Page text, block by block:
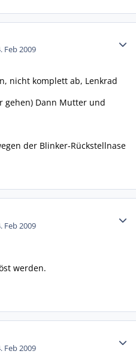
Feb 2009
nicht komplett ab, Lenkrad
gehen) Dann Mutter und
der Blinker-Rückstellnase
Feb 2009
werden.
Feb 2009